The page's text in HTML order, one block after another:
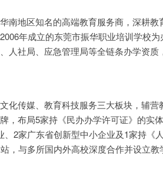
南地区知名的高端教育服务商，深耕
年成立的东莞市振华职业培训学校
人社局、应急管理局等全链条办学资
化传媒、教育科技服务三大板块，辅
，布局5家持《民办办学许可证》的实
、2家广东省创新型中小企业及1家持《
，与多所国内外高校深度合作并设立